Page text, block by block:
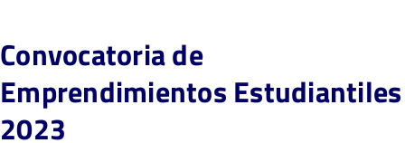
Convocatoria de
Emprendimientos Estudiantiles
2023